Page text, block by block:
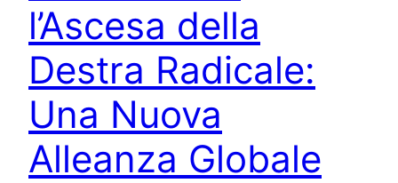
l’Ascesa della
Destra Radicale:
Una Nuova
Alleanza Globale